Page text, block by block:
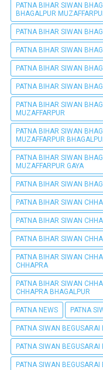
PATNA BIHAR SIWAN
BHAGALPUR
PATNA BIHAR SIWAN
PATNA BIHAR SIWAN
PATNA BIHAR SIWAN
PATNA BIHAR SIWAN
PATNA BIHAR SIWAN
MUZAFFARPUR
PATNA BIHAR SIWAN
MUZAFFARPUR
PATNA BIHAR SIWAN
MUZAFFARPUR GAYA
PATNA BIHAR SIWAN
PATNA BIHAR SIWAN
PATNA BIHAR SIWAN
PATNA BIHAR SIWAN
PATNA BIHAR SIWAN
CHHAPRA
PATNA BIHAR SIWAN
CHHAPRA BHAGALPUR
PATNA NEWS PATNA
PATNA SIWAN
PATNA SIWAN BEGUSARAI
PATNA SIWAN BEGUSARAI